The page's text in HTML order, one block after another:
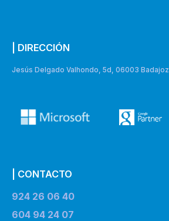
| DIRECCIÓN
Jesús Delgado Valhondo, 5d, 06003 Badajoz
| CONTACTO
924 26 06 40
604 94 24 07